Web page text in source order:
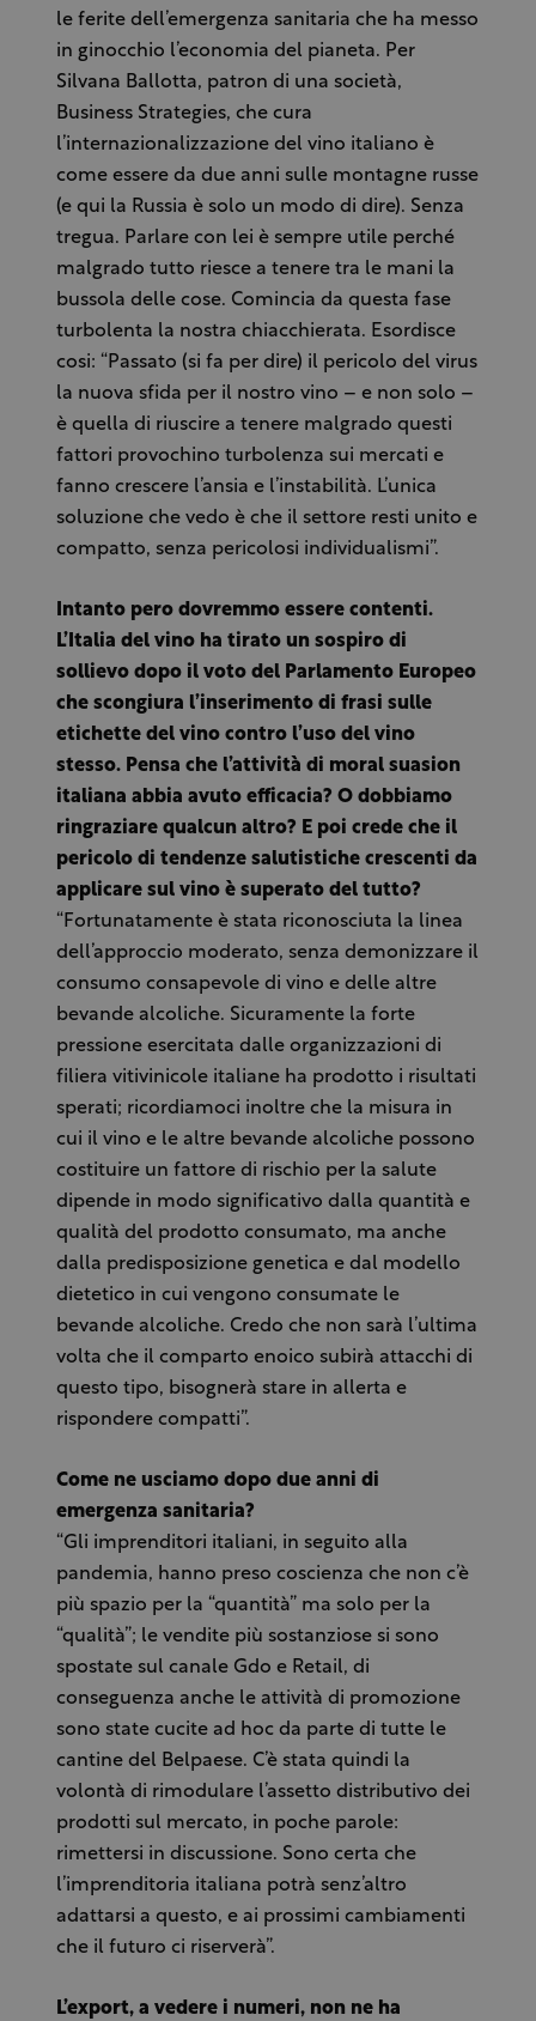
le ferite dell’emergenza sanitaria che ha messo
in ginocchio l’economia del pianeta. Per
Silvana Ballotta, patron di una società,
Business Strategies, che cura
l’internazionalizzazione del vino italiano è
come essere da due anni sulle montagne russe
(e qui la Russia è solo un modo di dire). Senza
tregua. Parlare con lei è sempre utile perché
malgrado tutto riesce a tenere tra le mani la
bussola delle cose. Comincia da questa fase
turbolenta la nostra chiacchierata. Esordisce
cosi: “Passato (si fa per dire) il pericolo del virus
la nuova sfida per il nostro vino – e non solo –
è quella di riuscire a tenere malgrado questi
fattori provochino turbolenza sui mercati e
fanno crescere l’ansia e l’instabilità. L’unica
soluzione che vedo è che il settore resti unito e
compatto, senza pericolosi individualismi”.
Intanto pero dovremmo essere contenti.
L’Italia del vino ha tirato un sospiro di
sollievo dopo il voto del Parlamento Europeo
che scongiura l’inserimento di frasi sulle
etichette del vino contro l’uso del vino
stesso. Pensa che l’attività di moral suasion
italiana abbia avuto efficacia? O dobbiamo
ringraziare qualcun altro? E poi crede che il
pericolo di tendenze salutistiche crescenti da
applicare sul vino è superato del tutto?
“Fortunatamente è stata riconosciuta la linea
dell’approccio moderato, senza demonizzare il
consumo consapevole di vino e delle altre
bevande alcoliche. Sicuramente la forte
pressione esercitata dalle organizzazioni di
filiera vitivinicole italiane ha prodotto i risultati
sperati; ricordiamoci inoltre che la misura in
cui il vino e le altre bevande alcoliche possono
costituire un fattore di rischio per la salute
dipende in modo significativo dalla quantità e
qualità del prodotto consumato, ma anche
dalla predisposizione genetica e dal modello
dietetico in cui vengono consumate le
bevande alcoliche. Credo che non sarà l’ultima
volta che il comparto enoico subirà attacchi di
questo tipo, bisognerà stare in allerta e
rispondere compatti”.
Come ne usciamo dopo due anni di
emergenza sanitaria?
“Gli imprenditori italiani, in seguito alla
pandemia, hanno preso coscienza che non c’è
più spazio per la “quantità” ma solo per la
“qualità”; le vendite più sostanziose si sono
spostate sul canale Gdo e Retail, di
conseguenza anche le attività di promozione
sono state cucite ad hoc da parte di tutte le
cantine del Belpaese. C’è stata quindi la
volontà di rimodulare l’assetto distributivo dei
prodotti sul mercato, in poche parole:
rimettersi in discussione. Sono certa che
l’imprenditoria italiana potrà senz’altro
adattarsi a questo, e ai prossimi cambiamenti
che il futuro ci riserverà”.
L’export, a vedere i numeri, non ne ha